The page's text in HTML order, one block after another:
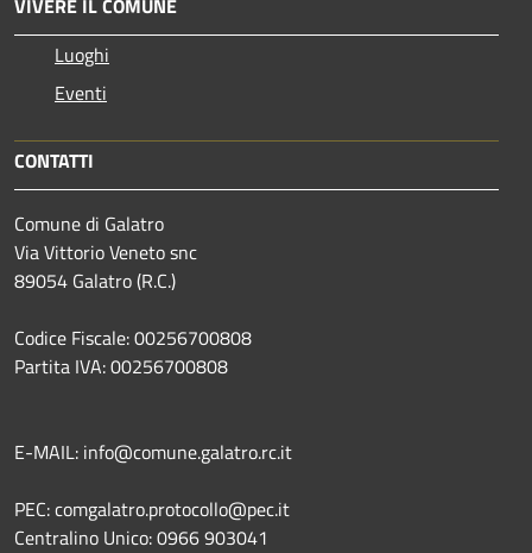
VIVERE IL COMUNE
Luoghi
Eventi
CONTATTI
Comune di Galatro
Via Vittorio Veneto snc
89054 Galatro (R.C.)
Codice Fiscale: 00256700808
Partita IVA: 00256700808
E-MAIL: info@comune.galatro.rc.it
PEC: comgalatro.protocollo@pec.it
Centralino Unico: 0966 903041